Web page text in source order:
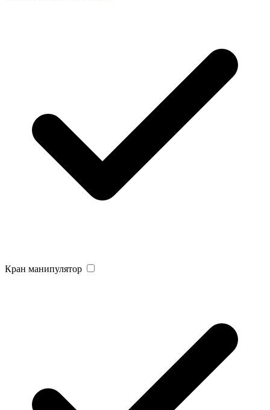
Кран манипулятор